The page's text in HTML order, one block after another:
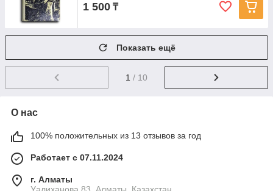
1 500 ₸
Показать ещё
1 / 10
О нас
100% положительных из 13 отзывов за год
Работает с 07.11.2024
г. Алматы